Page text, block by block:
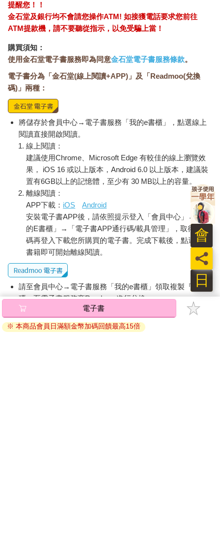
提醒您！！
金石堂及銀行均不會請您操作ATM! 如接獲電話要求您前往
ATM提款機，請不要聽從指示，以免受騙上當！
購買須知：
使用金石堂電子書服務即為同意金石堂電子書服務條款。
電子書分為「金石堂(線上閱讀+APP)」及「Readmoo(兌換
碼)」兩種：
將儲存於會員中心→電子書服務「我的e書櫃」，點選線上
閱讀直接開啟閱讀。
線上閱讀：
建議使用Chrome、Microsoft Edge 有較佳的線上瀏覽效
果， iOS 16 或以上版本，Android 6.0 以上版本，建議裝
置有6GB以上的記憶體，至少有 30 MB以上的容量。
離線閱讀：
APP下載： iOS
Android
安裝電子書APP後，請依照提示登入「會員中心」→「我
的E書櫃」→「電子書APP通行碼/載具管理」，取得通行
碼再登入下載您所購買的電子書。完成下載後，點選任一
書籍即可開始離線閱讀。
請至會員中心→電子書服務「我的e書櫃」領取複製『兌換
碼』至電子書服務商Readmoo進行兌換。
退換貨須知：
因版權保護，您在金石堂所購買的電子書僅能以金石堂專屬
電子書
※ 本商品會員日滿額金幣加碼回饋最高15倍
日
員
會